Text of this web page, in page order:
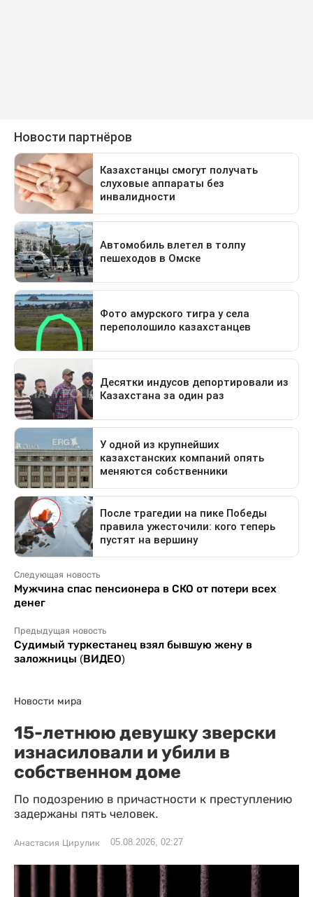
Следующая новость
Мужчина спас пенсионера в СКО от потери всех
денег
Предыдущая новость
Судимый туркестанец взял бывшую жену в
заложницы (ВИДЕО)
Новости мира
15-летнюю девушку зверски
изнасиловали и убили в
собственном доме
По подозрению в причастности к преступлению
задержаны пять человек.
Анастасия Цирулик 05.08.2026, 02:27